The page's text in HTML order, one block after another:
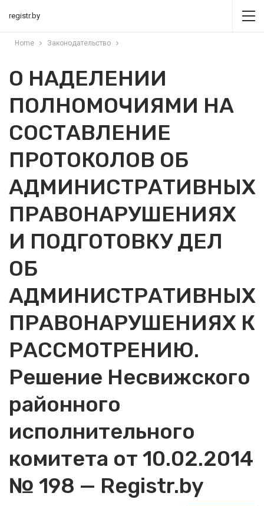
registr.by
Home Законодательство
О НАДЕЛЕНИИ
ПОЛНОМОЧИЯМИ НА
СОСТАВЛЕНИЕ
ПРОТОКОЛОВ ОБ
АДМИНИСТРАТИВНЫХ
ПРАВОНАРУШЕНИЯХ
И ПОДГОТОВКУ ДЕЛ
ОБ
АДМИНИСТРАТИВНЫХ
ПРАВОНАРУШЕНИЯХ К
РАССМОТРЕНИЮ.
Решение Несвижского
районного
исполнительного
комитета от 10.02.2014
№ 198 — Registr.by